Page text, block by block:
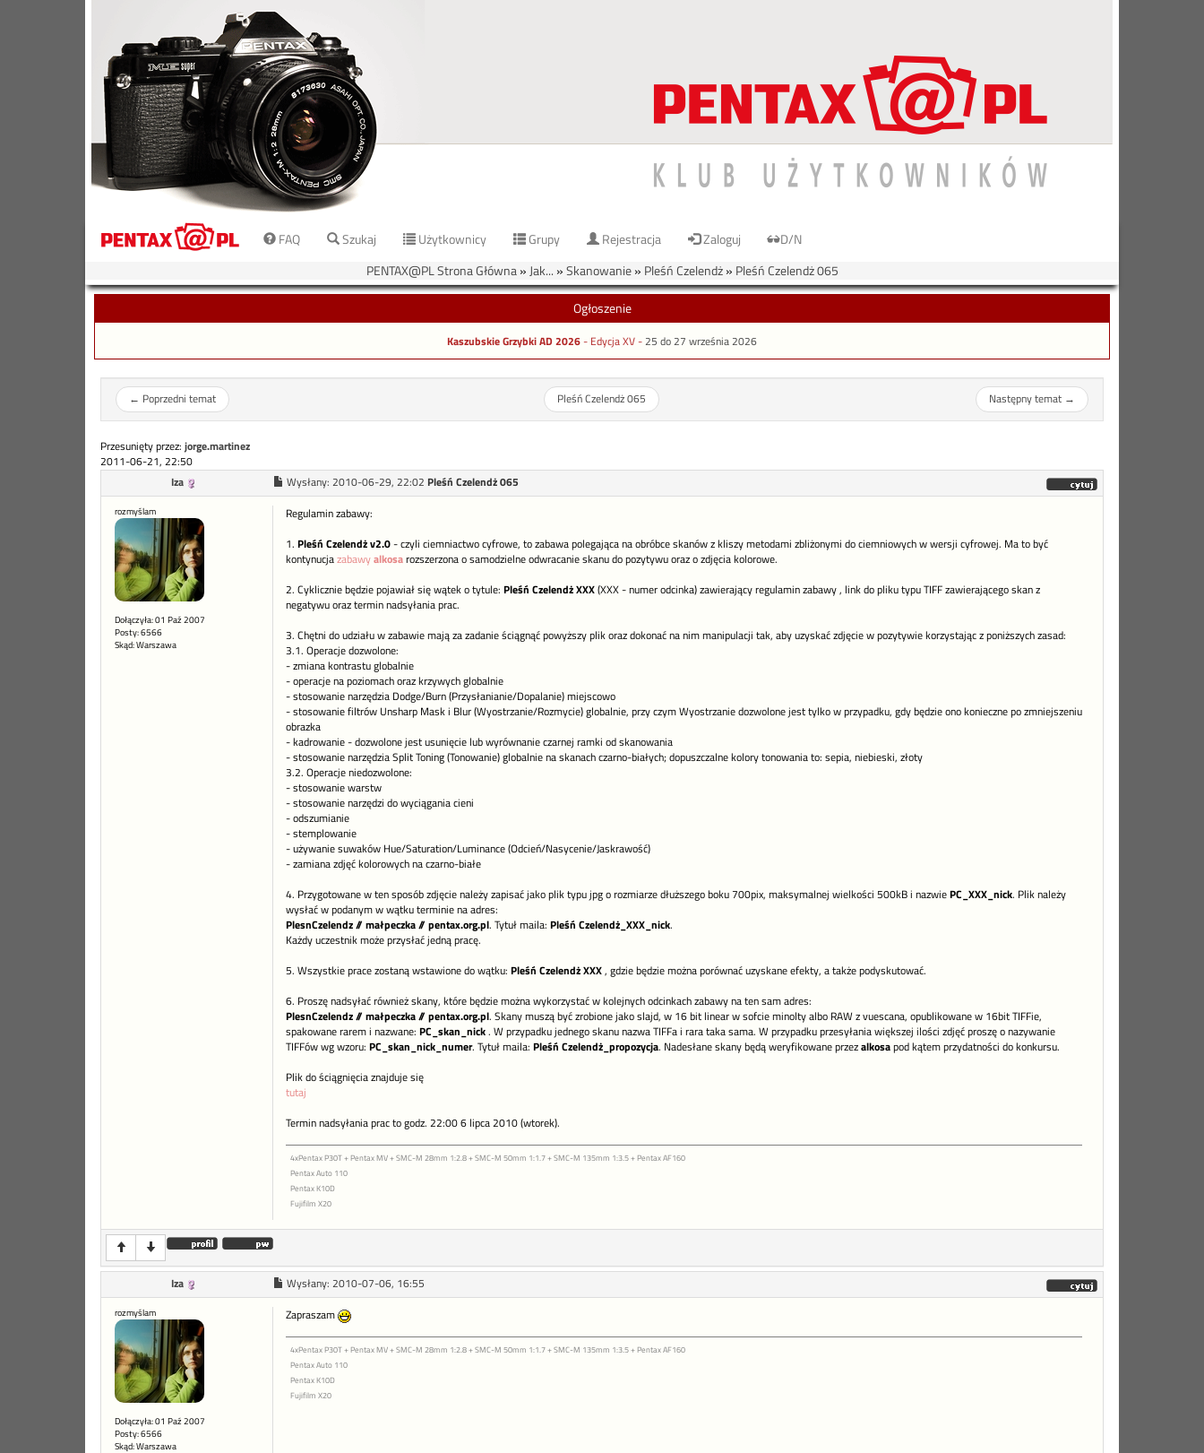
FAQ Szukaj Użytkownicy Grupy Rejestracja Zaloguj
D/N
PENTAX@PL Strona Główna» Jak... »Skanowanie» Pleśń Czelendż» Pleśń Czelendż 065
Ogłoszenie
Kaszubskie Grzybki AD 2026- Edycja XV -25 do 27 września 2026
← Poprzedni temat Pleśń Czelendż 065 Następny temat→
Przesunięty przez: jorge.martinez
2011-06-21, 22:50
Iza
Wysłany: 2010-06-29, 22:02 Pleśń Czelendż 065
rozmyślam
Dołączyła: 01 Paź 2007
Posty: 6566
Skąd: Warszawa
Regulamin zabawy:
1. Pleśń Czelendż v2.0- czyli ciemniactwo cyfrowe, to zabawa polegająca na obróbce skanów z kliszy metodami zbliżonymi do ciemniowych w wersji cyfrowej. Ma to być
kontynucjazabawyalkosarozszerzona o samodzielne odwracanie skanu do pozytywu oraz o zdjęcia kolorowe.
2. Cyklicznie będzie pojawiał się wątek o tytule: Pleśń Czelendż XXX(XXX - numer odcinka) zawierający regulamin zabawy , link do pliku typu TIFF zawierającego skan z
negatywu oraz termin nadsyłania prac.
3. Chętni do udziału w zabawie mają za zadanie ściągnąć powyższy plik oraz dokonać na nim manipulacji tak, aby uzyskać zdjęcie w pozytywie korzystając z poniższych zasad:
3.1. Operacje dozwolone:
- zmiana kontrastu globalnie
- operacje na poziomach oraz krzywych globalnie
- stosowanie narzędzia Dodge/Burn (Przysłanianie/Dopalanie) miejscowo
- stosowanie filtrów Unsharp Mask i Blur (Wyostrzanie/Rozmycie) globalnie, przy czym Wyostrzanie dozwolone jest tylko w przypadku, gdy będzie ono konieczne po zmniejszeniu
obrazka
- kadrowanie - dozwolone jest usunięcie lub wyrównanie czarnej ramki od skanowania
- stosowanie narzędzia Split Toning (Tonowanie) globalnie na skanach czarno-białych; dopuszczalne kolory tonowania to: sepia, niebieski, złoty
3.2. Operacje niedozwolone:
- stosowanie warstw
- stosowanie narzędzi do wyciągania cieni
- odszumianie
- stemplowanie
- używanie suwaków Hue/Saturation/Luminance (Odcień/Nasycenie/Jaskrawość)
- zamiana zdjęć kolorowych na czarno-białe
4. Przygotowane w ten sposób zdjęcie należy zapisać jako plik typu jpg o rozmiarze dłuższego boku 700pix, maksymalnej wielkości 500kB i nazwiePC_XXX_nick. Plik należy
wysłać w podanym w wątku terminie na adres:
PlesnCzelendz // małpeczka // pentax.org.pl. Tytuł maila: Pleśń Czelendż_XXX_nick.
Każdy uczestnik może przysłać jedną pracę.
5. Wszystkie prace zostaną wstawione do wątku: Pleśń Czelendż XXX, gdzie będzie można porównać uzyskane efekty, a także podyskutować.
6. Proszę nadsyłać również skany, które będzie można wykorzystać w kolejnych odcinkach zabawy na ten sam adres:
PlesnCzelendz // małpeczka // pentax.org.pl. Skany muszą być zrobione jako slajd, w 16 bit linear w sofcie minolty albo RAW z vuescana, opublikowane w 16bit TIFFie,
spakowane rarem i nazwane: PC_skan_nick. W przypadku jednego skanu nazwa TIFFa i rara taka sama. W przypadku przesyłania większej ilości zdjęć proszę o nazywanie
TIFFów wg wzoru: PC_skan_nick_numer. Tytuł maila: Pleśń Czelendż_propozycja. Nadesłane skany będą weryfikowane przezalkosapod kątem przydatności do konkursu.
Plik do ściągnięcia znajduje się
tutaj
Termin nadsyłania prac to godz. 22:00 6 lipca 2010 (wtorek).
4xPentax P30T + Pentax MV + SMC-M 28mm 1:2.8 + SMC-M 50mm 1:1.7 + SMC-M 135mm 1:3.5 + Pentax AF160
Pentax Auto 110
Pentax K10D
Fujifilm X20
Iza Wysłany: 2010-07-06, 16:55
rozmyślam
Dołączyła: 01 Paź 2007
Posty: 6566
Skąd: Warszawa
Zapraszam
4xPentax P30T + Pentax MV + SMC-M 28mm 1:2.8 + SMC-M 50mm 1:1.7 + SMC-M 135mm 1:3.5 + Pentax AF160
Pentax Auto 110
Pentax K10D
Fujifilm X20